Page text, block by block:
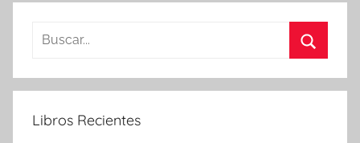
Buscar:
Libros Recientes